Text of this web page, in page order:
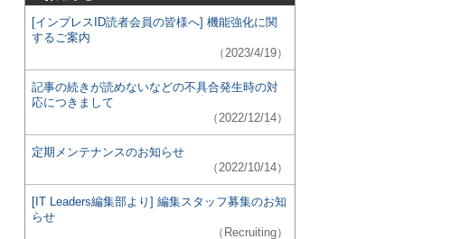
[インプレスID読者会員の皆様へ] 機能強化に関
するご案内
（2023/4/19）
記事の続きが読めないなどの不具合発生時の対
応につきまして
（2022/12/14）
定期メンテナンスのお知らせ
（2022/10/14）
[IT Leaders編集部より] 編集スタッフ募集のお知
らせ
（Recruiting）